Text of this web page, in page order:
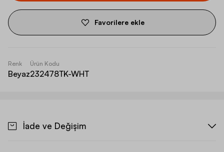
Favorilere ekle
Renk
Beyaz
Ürün Kodu
232478TK-WHT
İade ve Değişim